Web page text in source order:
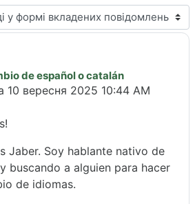
de español o catalán
10 вересня 2025 10:44 AM
1
Jaber. Soy hablante nativo de
buscando a alguien para hacer
de idiomas.